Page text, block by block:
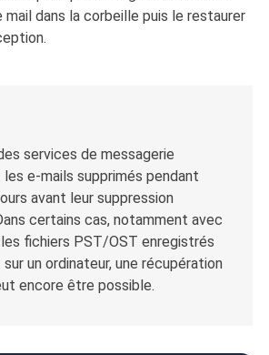
mail dans la corbeille puis le restaurer
services de messagerie
e-mails supprimés pendant
avant leur suppression
certains cas, notamment avec
fichiers PST/OST enregistrés
un ordinateur, une récupération
encore être possible.